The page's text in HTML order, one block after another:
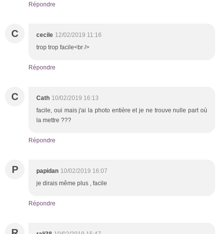
Répondre
C cecile 12/02/2019 11:16
trop trop facile<br />
Répondre
C Cath 10/02/2019 16:13
facile, oui mais j'ai la photo entière et je ne trouve nulle part où
la mettre ???
Répondre
P papidan 10/02/2019 16:07
je dirais même plus , facile
Répondre